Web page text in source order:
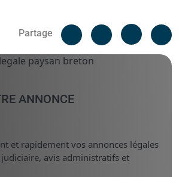
Partage
Facebook
Linked
ANNONCE
et rapidement vos annonces légales
judiciaire, avis administratifs et